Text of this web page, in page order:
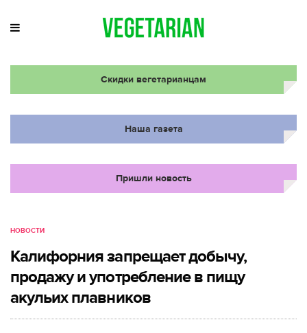
Скидки вегетарианцам
Наша газета
Пришли новость
НОВОСТИ
Калифорния запрещает добычу,
продажу и употребление в пищу
акульих плавников